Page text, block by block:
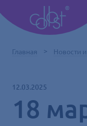
Главная Новости
12.03.2025
18